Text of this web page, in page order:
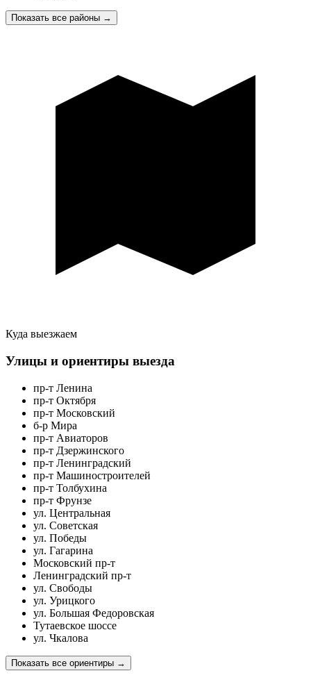
Показать все районы →
Куда выезжаем
Улицы и ориентиры выезда
пр-т Ленина
пр-т Октября
пр-т Московский
б-р Мира
пр-т Авиаторов
пр-т Дзержинского
пр-т Ленинградский
пр-т Машиностроителей
пр-т Толбухина
пр-т Фрунзе
ул. Центральная
ул. Советская
ул. Победы
ул. Гагарина
Московский пр-т
Ленинградский пр-т
ул. Свободы
ул. Урицкого
ул. Большая Федоровская
Тутаевское шоссе
ул. Чкалова
Показать все ориентиры →